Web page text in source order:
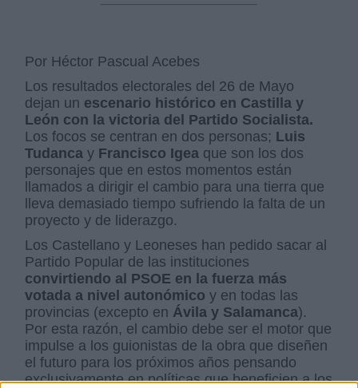
Por Héctor Pascual Acebes
Los resultados electorales del 26 de Mayo
dejan un escenario histórico en Castilla y
León con la victoria del Partido Socialista.
Los focos se centran en dos personas; Luis
Tudanca y Francisco Igea que son los dos
personajes que en estos momentos están
llamados a dirigir el cambio para una tierra que
lleva demasiado tiempo sufriendo la falta de un
proyecto y de liderazgo.
Los Castellano y Leoneses han pedido sacar al
Partido Popular de las instituciones
convirtiendo al PSOE en la fuerza más
votada a nivel autonómico y en todas las
provincias (excepto en Ávila y Salamanca).
Por esta razón, el cambio debe ser el motor que
impulse a los guionistas de la obra que diseñen
el futuro para los próximos años pensando
exclusivamente en políticas que beneficien a los